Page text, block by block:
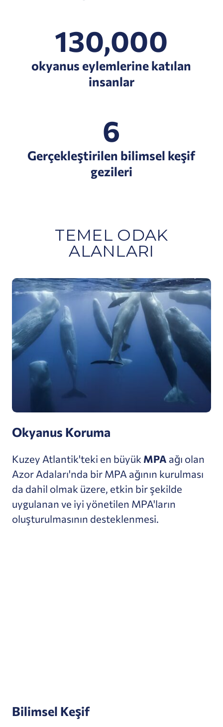
130,000
okyanus eylemlerine katılan
insanlar
6
Gerçekleştirilen bilimsel keşif
gezileri
TEMEL ODAK
ALANLARI
Okyanus Koruma
Kuzey Atlantik'teki en büyük MPA ağı olan
Azor Adaları'nda bir MPA ağının kurulması
da dahil olmak üzere, etkin bir şekilde
uygulanan ve iyi yönetilen MPA'ların
oluşturulmasının desteklenmesi.
Bilimsel Keşif